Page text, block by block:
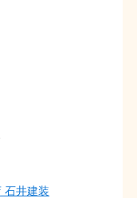
石井建装